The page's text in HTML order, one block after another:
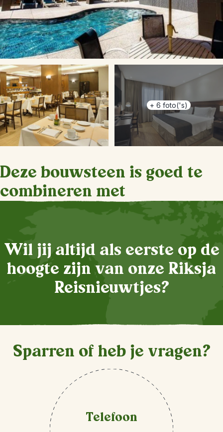
+ 6 foto('s)
Deze bouwsteen is goed te
combineren met
Wil jij altijd als eerste op de
hoogte zijn van onze Riksja
Reisnieuwtjes?
Sparren of heb je vragen?
Telefoon